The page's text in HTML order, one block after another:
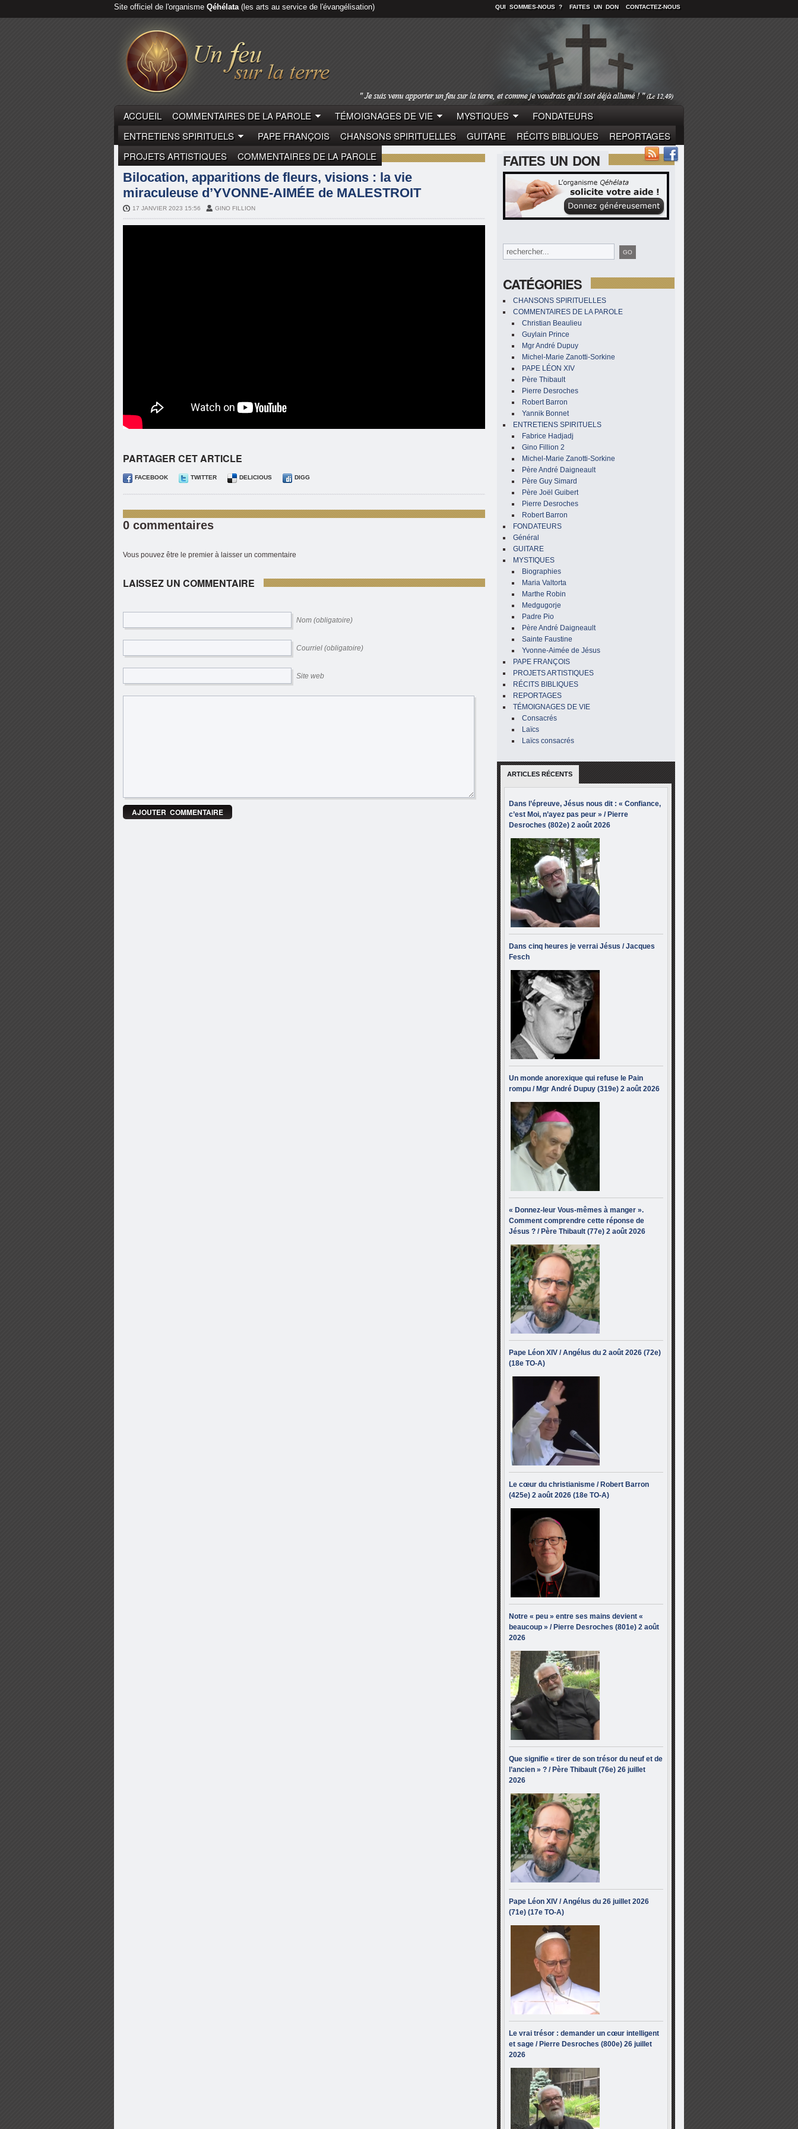
Site officiel de l'organisme Qéhélata(les arts au service de l'évangélisation) QUI SOMMES-NOUS ? FAITES UN DON CONTACTEZ-NOUS
ACCUEIL COMMENTAIRES DE LA PAROLE TÉMOIGNAGES DE VIE MYSTIQUES
FONDATEURS
ENTRETIENS SPIRITUELS
PAPE FRANÇOIS CHANSONS SPIRITUELLES GUITARE RÉCITS BIBLIQUES
REPORTAGES
PROJETS ARTISTIQUES
COMMENTAIRES DE LA PAROLE FAITES UN DON
CATÉGORIES
CHANSONS SPIRITUELLES
COMMENTAIRES DE LA PAROLE
Christian Beaulieu
Guylain Prince
Mgr André Dupuy
Michel-Marie Zanotti-Sorkine
PAPE LÉON XIV
Père Thibault
Pierre Desroches
Robert Barron
Yannik Bonnet
ENTRETIENS SPIRITUELS
Fabrice Hadjadj
Gino Fillion 2
Michel-Marie Zanotti-Sorkine
Père André Daigneault
Père Guy Simard
Père Joël Guibert
Pierre Desroches
Robert Barron
FONDATEURS
Général
GUITARE
MYSTIQUES
Biographies
Maria Valtorta
Marthe Robin
Medgugorje
Padre Pio
Père André Daigneault
Sainte Faustine
Yvonne-Aimée de Jésus
PAPE FRANÇOIS
PROJETS ARTISTIQUES
RÉCITS BIBLIQUES
REPORTAGES
TÉMOIGNAGES DE VIE
Consacrés
Laïcs
Laïcs consacrés
ARTICLES RÉCENTS
Dans l’épreuve, Jésus nous dit : « Confiance,
c’est Moi, n’ayez pas peur » / Pierre
Desroches (802e) 2 août 2026
Dans cinq heures je verrai Jésus / Jacques
Fesch
Un monde anorexique qui refuse le Pain
rompu / Mgr André Dupuy (319e) 2 août 2026
« Donnez-leur Vous-mêmes à manger ».
Comment comprendre cette réponse de
Jésus ? / Père Thibault (77e) 2 août 2026
Pape Léon XIV / Angélus du 2 août 2026 (72e)
(18e TO-A)
Le cœur du christianisme / Robert Barron
(425e) 2 août 2026 (18e TO-A)
Notre « peu » entre ses mains devient «
beaucoup » / Pierre Desroches (801e) 2 août
2026
Que signifie « tirer de son trésor du neuf et de
l’ancien » ? / Père Thibault (76e) 26 juillet
2026
Pape Léon XIV / Angélus du 26 juillet 2026
(71e) (17e TO-A)
Le vrai trésor : demander un cœur intelligent
et sage / Pierre Desroches (800e) 26 juillet
2026
MYSTIQUES YVONNE-AIMÉE DE JÉSUS
Bilocation, apparitions de fleurs, visions : la vie
miraculeuse d’YVONNE-AIMÉE de MALESTROIT
17 JANVIER 2023 15:56 GINO FILLION
PARTAGER CET ARTICLE
FACEBOOK TWITTER DELICIOUS DIGG
0 commentaires
Vous pouvez être le premier à laisser un commentaire
LAISSEZ UN COMMENTAIRE
Nom (obligatoire)
Courriel (obligatoire)
Site web